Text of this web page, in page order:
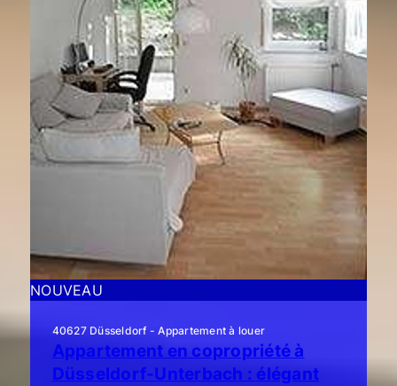
NOUVEAU
40627 Düsseldorf - Appartement à louer
Appartement en copropriété à
Düsseldorf-Unterbach : élégant